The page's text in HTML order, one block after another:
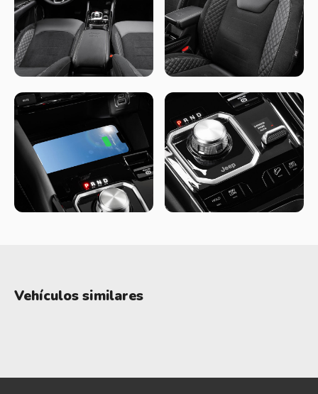
El objetivo se cumplió con elementos que caracterizan a
Grand Cherokee: Cromados, superficies no tan osadas, faros
full Led y mucha atención a los detalles dentro y fuera, es la
fórmula que los diseñadores encontraron en términos de
estilo.
Hay que entender que en la marca Jeep, Overland es más
equipada y distinguida que Limited, por lo tanto hay
diferencias de estilo: La versión Limited calza llantas de 18´´
que en Overland son color carrocería.
Vehículos similares